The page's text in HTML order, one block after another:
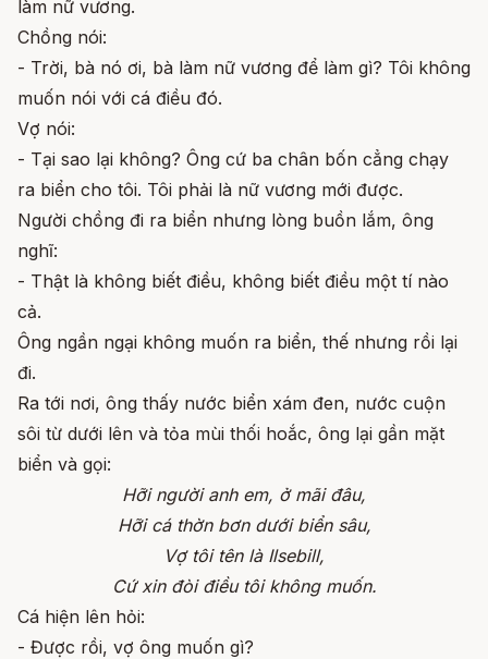
làm nữ vương.
Chồng nói:
- Trời, bà nó ơi, bà làm nữ vương để làm gì? Tôi không
muốn nói với cá điều đó.
Vợ nói:
- Tại sao lại không? Ông cứ ba chân bốn cẳng chạy
ra biển cho tôi. Tôi phải là nữ vương mới được.
Người chồng đi ra biển nhưng lòng buồn lắm, ông
nghĩ:
- Thật là không biết điều, không biết điều một tí nào
cả.
Ông ngần ngại không muốn ra biển, thế nhưng rồi lại
đi.
Ra tới nơi, ông thấy nước biển xám đen, nước cuộn
sôi từ dưới lên và tỏa mùi thối hoắc, ông lại gần mặt
biển và gọi:
Hỡi người anh em, ở mãi đâu,
Hỡi cá thờn bơn dưới biển sâu,
Vợ tôi tên là Ilsebill,
Cứ xin đòi điều tôi không muốn.
Cá hiện lên hỏi:
- Được rồi, vợ ông muốn gì?